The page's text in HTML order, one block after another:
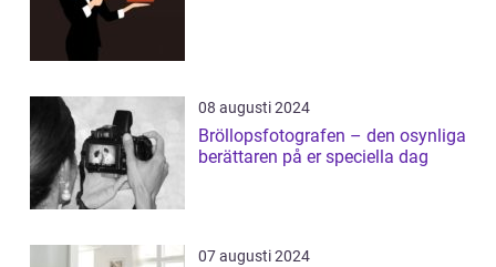
08 augusti 2024
Bröllopsfotografen – den osynliga
berättaren på er speciella dag
07 augusti 2024